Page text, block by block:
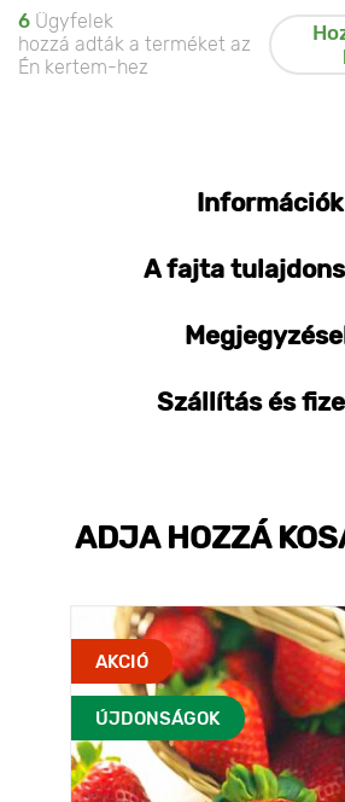
6 Ügyfelek
hozzá adták a terméket az
Én kertem-hez
Információk
A fajta
Szállítás és
ADJA HOZZÁ
AKCIÓ
ÚJDONSÁGOK